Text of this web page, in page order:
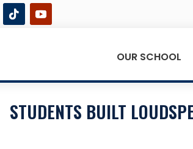
OUR SCHOOL
STUDENTS BUILT